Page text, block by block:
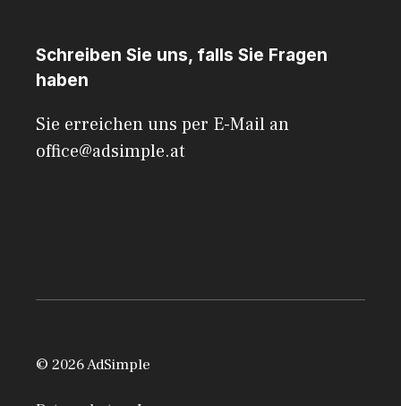
Schreiben Sie uns, falls Sie Fragen
haben
Sie erreichen uns per E-Mail an
office@adsimple.at
© 2026 AdSimple